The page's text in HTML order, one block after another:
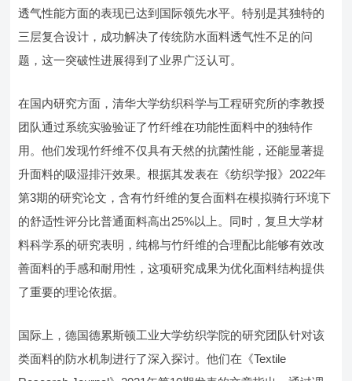
透气性能方面的表现已达到国际领先水平。特别是其独特的
三层复合设计，成功解决了传统防水面料透气性不足的问
题，这一突破性进展得到了业界广泛认可。
在国内研究方面，清华大学纺织科学与工程研究所的李教授
团队通过系统实验验证了竹纤维在功能性面料中的独特作
用。他们发现竹纤维不仅具有天然的抗菌性能，还能显著提
升面料的吸湿排汗效果。根据其发表在《纺织学报》2022年
第3期的研究论文，含有竹纤维的复合面料在模拟骑行环境下
的舒适性评分比普通面料高出25%以上。同时，复旦大学材
料科学系的研究表明，纯棉与竹纤维的合理配比能够有效改
善面料的手感和耐用性，这项研究成果为优化面料结构提供
了重要的理论依据。
国际上，德国德累斯顿工业大学纺织学院的研究团队针对该
类面料的防水机制进行了深入探讨。他们在《Textile